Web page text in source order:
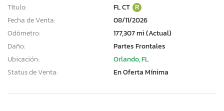
Título:
FL CT R
Fecha de Venta:
08/11/2026
Odómetro:
177,307 mi (Actual)
Daño:
Partes Frontales
Ubicación:
Orlando, FL
Status de Venta:
En Oferta Mínima